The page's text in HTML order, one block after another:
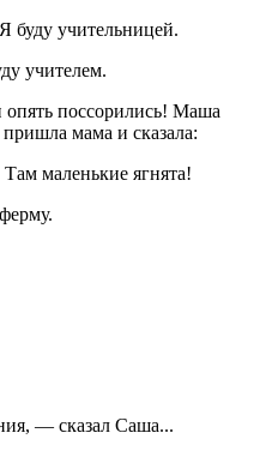
учительницей.
учителем.
опять поссорились! Маша
мама и сказала:
маленькие ягнята!
— сказал Саша...